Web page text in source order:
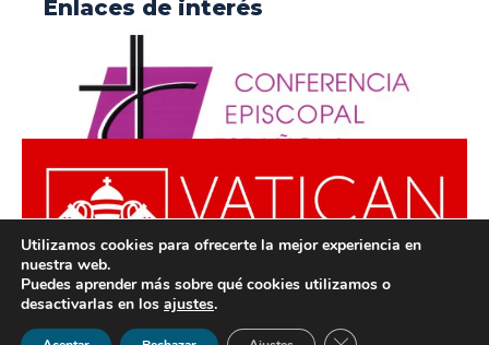
Enlaces de interés
© ODISUR | Todos los derechos reservados |Política de
Utilizamos cookies para ofrecerte la mejor experiencia en
nuestra web.
Puedes aprender más sobre qué cookies utilizamos o
desactivarlas en los ajustes.
Cerrar el banner de